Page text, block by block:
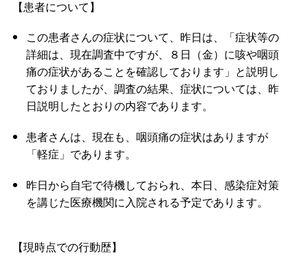
【患者について】
この患者さんの症状について、昨日は、「症状等の
詳細は、現在調査中ですが、８日（金）に咳や咽頭
痛の症状があることを確認しております」と説明し
ておりましたが、調査の結果、症状については、昨
日説明したとおりの内容であります。
患者さんは、現在も、咽頭痛の症状はありますが
「軽症」であります。
昨日から自宅で待機しておられ、本日、感染症対策
を講じた医療機関に入院される予定であります。
【現時点での行動歴】